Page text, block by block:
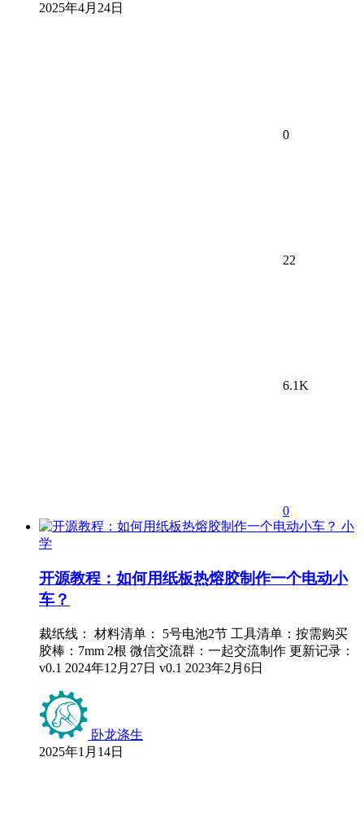
2025年4月24日
0
22
6.1K
0
小
学
开源教程：如何用纸板热熔胶制作一个电动小
车？
裁纸线： 材料清单： 5号电池2节 工具清单：按需购买
胶棒：7mm 2根 微信交流群：一起交流制作 更新记录：
v0.1 2024年12月27日 v0.1 2023年2月6日
卧龙涤生
2025年1月14日